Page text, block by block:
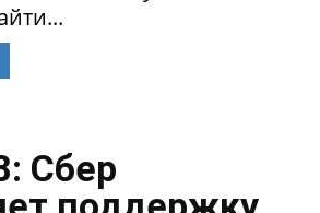
Сбер